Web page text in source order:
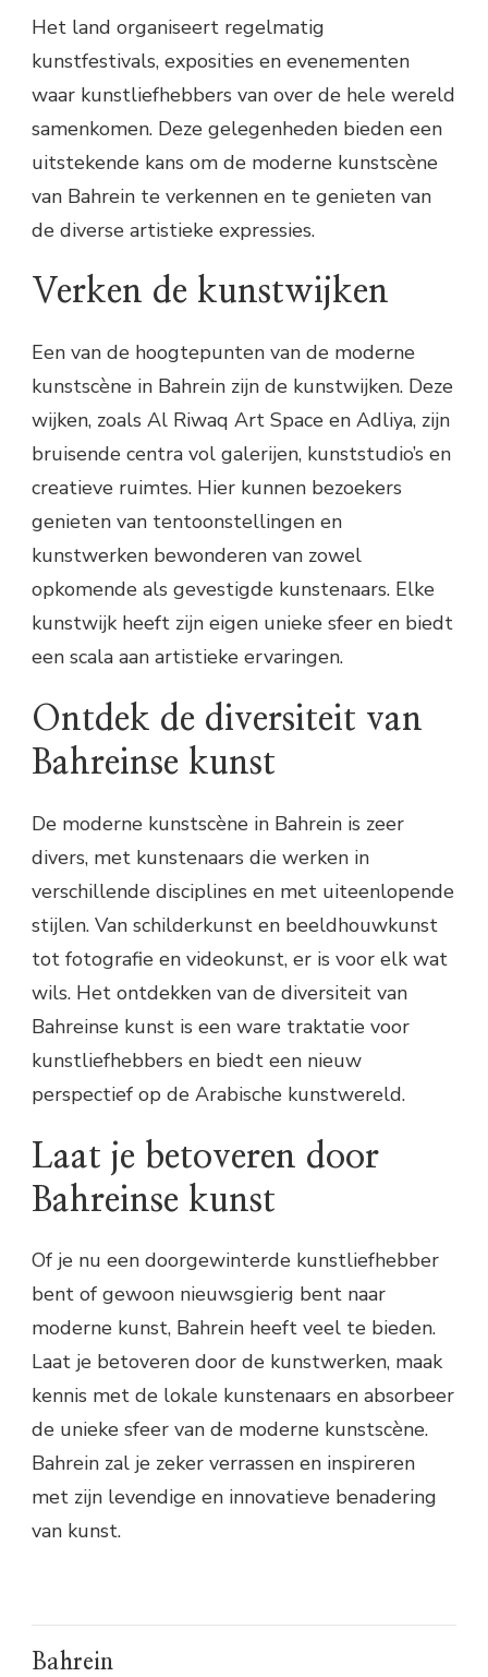
Het land organiseert regelmatig
kunstfestivals, exposities en evenementen
waar kunstliefhebbers van over de hele wereld
samenkomen. Deze gelegenheden bieden een
uitstekende kans om de moderne kunstscène
van Bahrein te verkennen en te genieten van
de diverse artistieke expressies.
Verken de kunstwijken
Een van de hoogtepunten van de moderne
kunstscène in Bahrein zijn de kunstwijken. Deze
wijken, zoals Al Riwaq Art Space en Adliya, zijn
bruisende centra vol galerijen, kunststudio’s en
creatieve ruimtes. Hier kunnen bezoekers
genieten van tentoonstellingen en
kunstwerken bewonderen van zowel
opkomende als gevestigde kunstenaars. Elke
kunstwijk heeft zijn eigen unieke sfeer en biedt
een scala aan artistieke ervaringen.
Ontdek de diversiteit van
Bahreinse kunst
De moderne kunstscène in Bahrein is zeer
divers, met kunstenaars die werken in
verschillende disciplines en met uiteenlopende
stijlen. Van schilderkunst en beeldhouwkunst
tot fotografie en videokunst, er is voor elk wat
wils. Het ontdekken van de diversiteit van
Bahreinse kunst is een ware traktatie voor
kunstliefhebbers en biedt een nieuw
perspectief op de Arabische kunstwereld.
Laat je betoveren door
Bahreinse kunst
Of je nu een doorgewinterde kunstliefhebber
bent of gewoon nieuwsgierig bent naar
moderne kunst, Bahrein heeft veel te bieden.
Laat je betoveren door de kunstwerken, maak
kennis met de lokale kunstenaars en absorbeer
de unieke sfeer van de moderne kunstscène.
Bahrein zal je zeker verrassen en inspireren
met zijn levendige en innovatieve benadering
van kunst.
Bahrein